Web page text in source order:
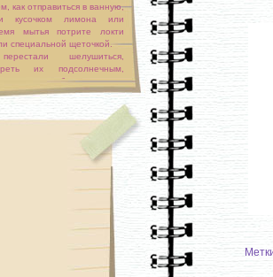
как отправиться в ванную,
кусочком лимона или
мытья потрите локти
специальной щеточкой.
шелушиться,
их подсолнечным,
маслом,обвязать сверху